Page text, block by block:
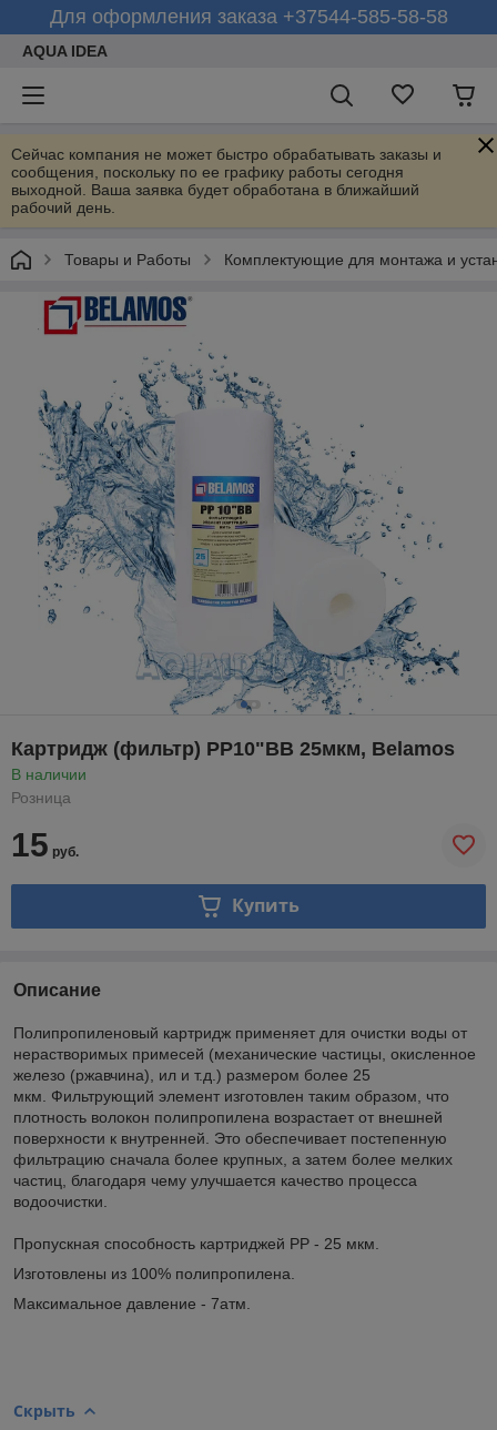
Для оформления заказа +37544-585-58-58
AQUA IDEA
Сейчас компания не может быстро обрабатывать заказы и
сообщения, поскольку по ее графику работы сегодня
выходной. Ваша заявка будет обработана в ближайший
рабочий день.
Товары и Работы Комплектующие для монтажа и
Картридж (фильтр) PP10"BB 25мкм, Belamos
В наличии
Розница
15 руб.
Купить
Описание
Полипропиленовый картридж применяет для очистки воды от
нерастворимых примесей (механические частицы, окисленное
железо (ржавчина), ил и т.д.) размером более 25
мкм. Фильтрующий элемент изготовлен таким образом, что
плотность волокон полипропилена возрастает от внешней
поверхности к внутренней. Это обеспечивает постепенную
фильтрацию сначала более крупных, а затем более мелких
частиц, благодаря чему улучшается качество процесса
водоочистки.
Пропускная способность картриджей PP - 25 мкм.
Изготовлены из 100% полипропилена.
Максимальное давление - 7атм.
Скрыть